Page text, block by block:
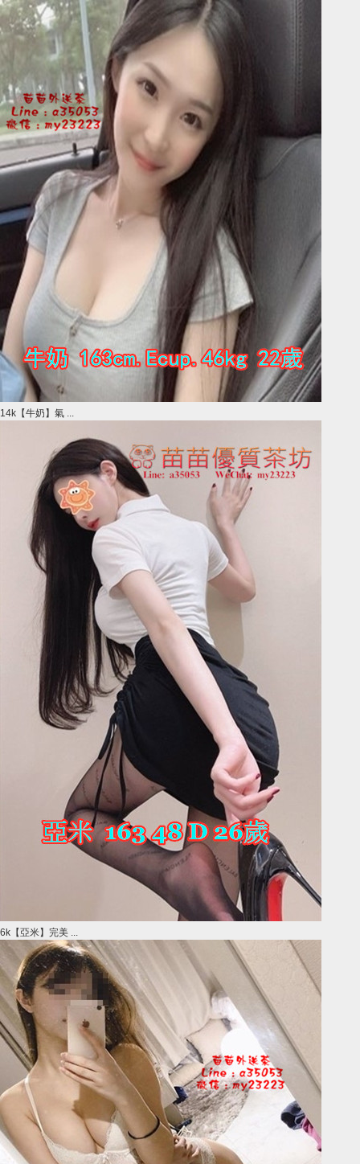
14k【牛奶】氣 ...
6k【亞米】完美 ...